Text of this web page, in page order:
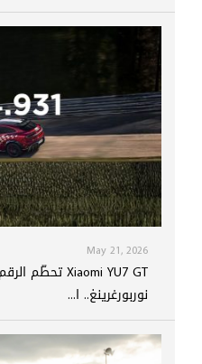
May 21, 2026
نوربورغرينغ.. ا...